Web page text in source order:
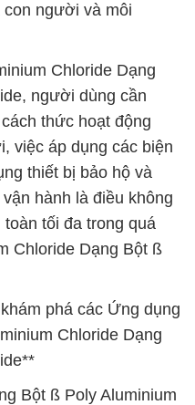
người và môi
Chloride Dạng
người dùng cần
thức hoạt động
việc áp dụng các biện
thiết bị bảo hộ và
hành là điều không
tối đa trong quá
Chloride Dạng Bột ß
phá các Ứng dụng
Chloride Dạng
Bột ß Poly Aluminium